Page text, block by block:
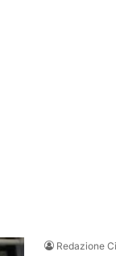
Redazione